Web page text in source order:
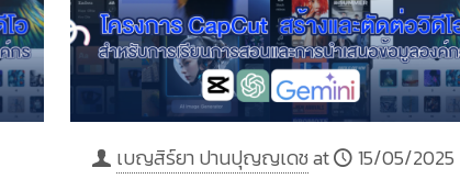
เบญสิร์ยา ปานปุญญเดชat 15/05/2025